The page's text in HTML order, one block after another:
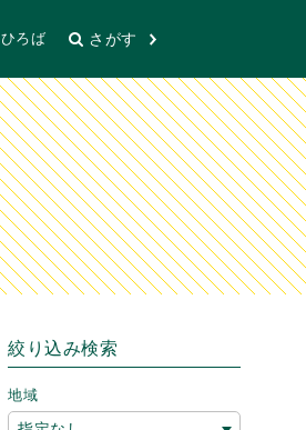
ひろば さがす
絞り込み検索
地域